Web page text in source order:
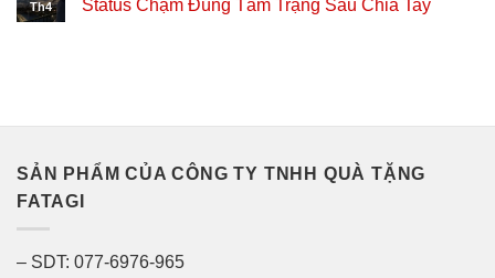
Th4
Status Chạm Đúng Tâm Trạng Sau Chia Tay
SẢN PHẨM CỦA CÔNG TY TNHH QUÀ TẶNG
FATAGI
– SDT: 077-6976-965